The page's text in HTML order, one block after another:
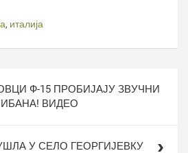
, италија
Ф-15 ПРОБИЈАЈУ ЗВУЧНИ
ВИДЕО
У СЕЛО ГЕОРГИЈЕВКУ